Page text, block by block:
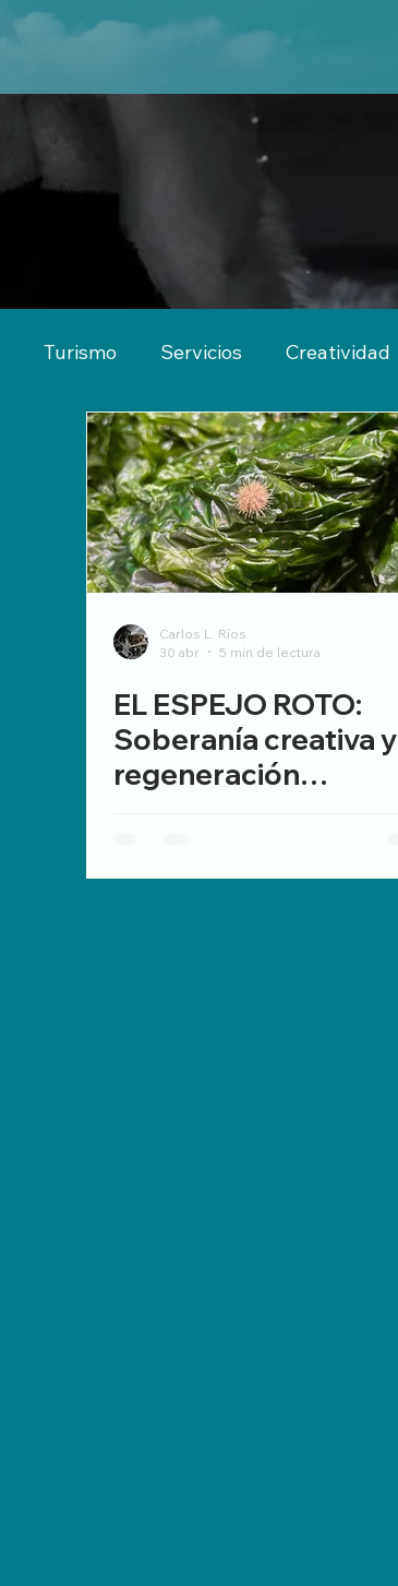
Turismo Servicios Creatividad
Carlos L. Ríos
30 abr
5 min de lectura
EL ESPEJO ROTO:
Soberanía creativa y
regeneración